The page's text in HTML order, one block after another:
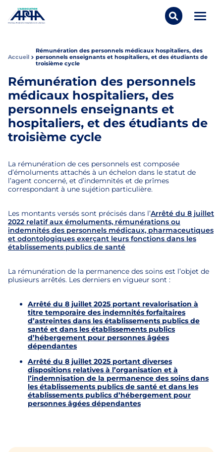
Rechercher..
Ouvrir/
Accueil
Rémunération des personnels médicaux hospitaliers, des
personnels enseignants et hospitaliers, et des étudiants de
troisième cycle
Rémunération des personnels
médicaux hospitaliers, des
personnels enseignants et
hospitaliers, et des étudiants de
troisième cycle
La rémunération de ces personnels est composée
d’émoluments attachés à un échelon dans le statut de
l’agent concerné, et d’indemnités et de prîmes
correspondant à une sujétion particulière.
Les montants versés sont précisés dans l’Arrêté du 8 juillet
2022 relatif aux émoluments, rémunérations ou
indemnités des personnels médicaux, pharmaceutiques
et odontologiques exerçant leurs fonctions dans les
établissements publics de santé
La rémunération de la permanence des soins est l’objet de
plusieurs arrêtés. Les derniers en vigueur sont :
Arrêté du 8 juillet 2025 portant revalorisation à
titre temporaire des indemnités forfaitaires
d’astreintes dans les établissements publics de
santé et dans les établissements publics
d’hébergement pour personnes âgées
dépendantes
Arrêté du 8 juillet 2025 portant diverses
dispositions relatives à l’organisation et à
l’indemnisation de la permanence des soins dans
les établissements publics de santé et dans les
établissements publics d’hébergement pour
personnes âgées dépendantes